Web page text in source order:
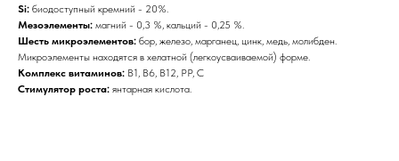
Si: биодоступный кремний - 20%.
Мезоэлементы: магний - 0,3 %, кальций - 0,25 %.
Шесть микроэлементов: бор, железо, марганец, цинк, медь, молибден.
Микроэлементы находятся в хелатной (легкоусваиваемой) форме.
Комплекс витаминов: B1, В6, В12, PP, С
Стимулятор роста: янтарная кислота.